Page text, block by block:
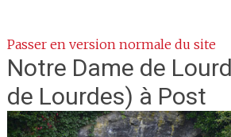
Passer en version normale du site
Notre Dame de
de Lourdes) à Post